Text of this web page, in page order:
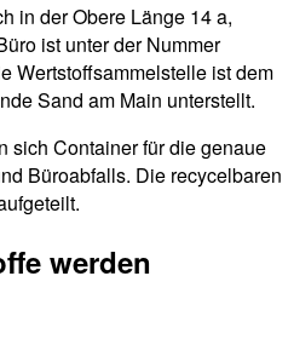
in der Obere Länge 14 a,
ist unter der Nummer
Wertstoffsammelstelle ist dem
Sand am Main unterstellt.
sich Container für die genaue
Büroabfalls. Die recycelbaren
werden